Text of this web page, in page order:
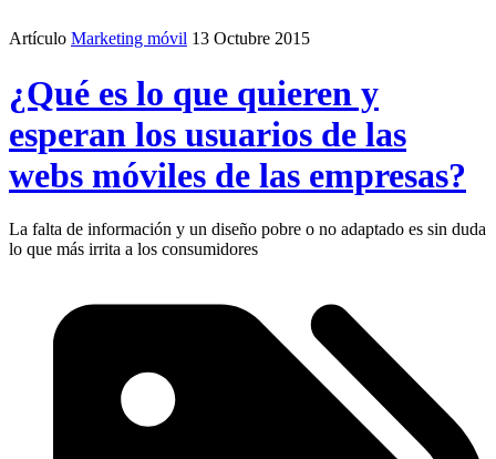
Artículo Marketing móvil 13 Octubre 2015
¿Qué es lo que quieren y
esperan los usuarios de las
webs móviles de las empresas?
La falta de información y un diseño pobre o no adaptado es sin duda
lo que más irrita a los consumidores